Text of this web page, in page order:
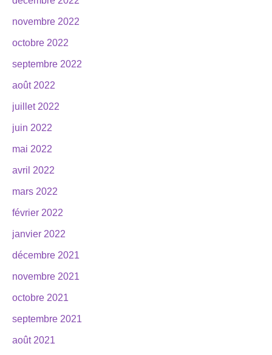
novembre 2022
octobre 2022
septembre 2022
août 2022
juillet 2022
juin 2022
mai 2022
avril 2022
mars 2022
février 2022
janvier 2022
décembre 2021
novembre 2021
octobre 2021
septembre 2021
août 2021